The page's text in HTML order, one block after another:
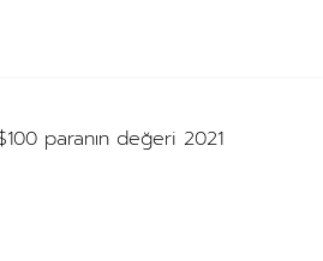
paranın değeri 2021